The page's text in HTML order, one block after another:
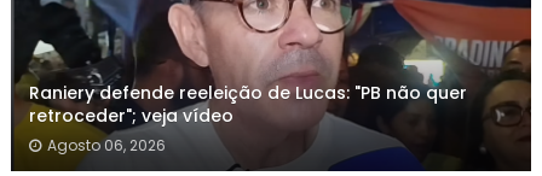
Raniery defende reeleição de Lucas: "PB não quer
retroceder"; veja vídeo
Agosto 06, 2026